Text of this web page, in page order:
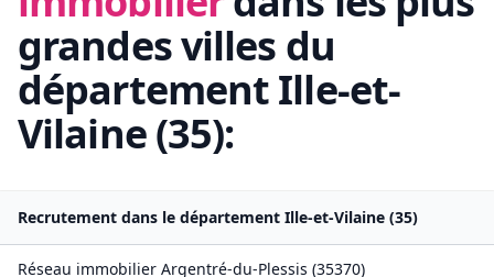
grandes villes du
départementIlle-et-
Vilaine(35):
Recrutement dans le département Ille-et-Vilaine (35)
Réseau immobilier Argentré-du-Plessis (35370)